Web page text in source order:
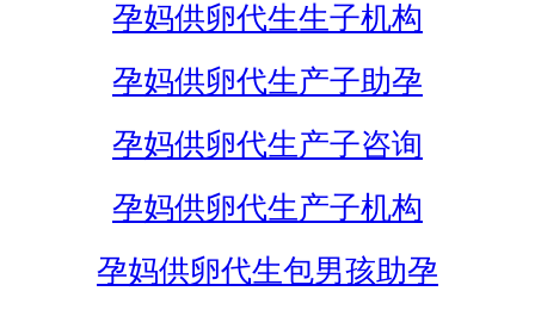
孕妈供卵代生生子机构
孕妈供卵代生产子助孕
孕妈供卵代生产子咨询
孕妈供卵代生产子机构
孕妈供卵代生包男孩助孕